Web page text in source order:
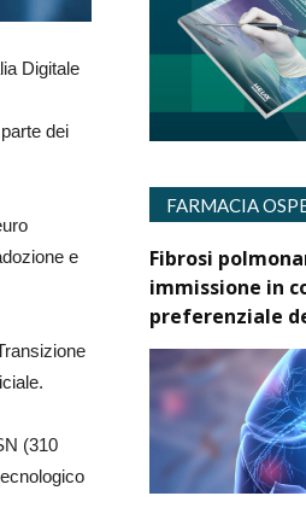
Digitale
dei
e
(310
FARMACIA
Fibrosi
immissione in
preferenziale